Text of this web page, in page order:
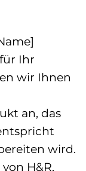
Ihr
wir Ihnen
an, das
wird.
H&R,